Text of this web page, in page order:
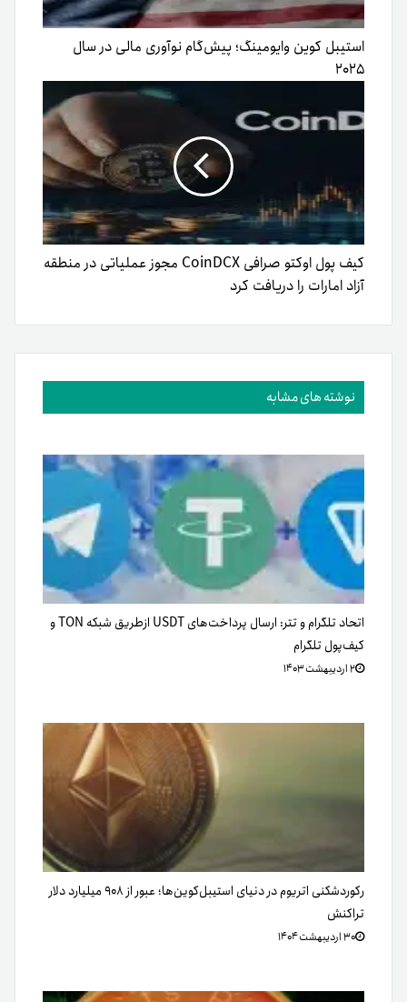
استیبل کوین وایومینگ؛ پیش‌گام نوآوری مالی در سال
۲۰۲۵
کیف پول اوکتو صرافی CoinDCX مجوز عملیاتی در منطقه
آزاد امارات را دریافت کرد
نوشته های مشابه
اتحاد تلگرام و تتر: ارسال پرداخت‌های USDT ازطریق شبکه TON و
کیف‌پول تلگرام
۲ اردیبهشت ۱۴۰۳
رکوردشکنی اتریوم در دنیای استیبل‌کوین‌ها؛ عبور از ۹۰۸ میلیارد دلار
تراکنش
۳۰ اردیبهشت ۱۴۰۴